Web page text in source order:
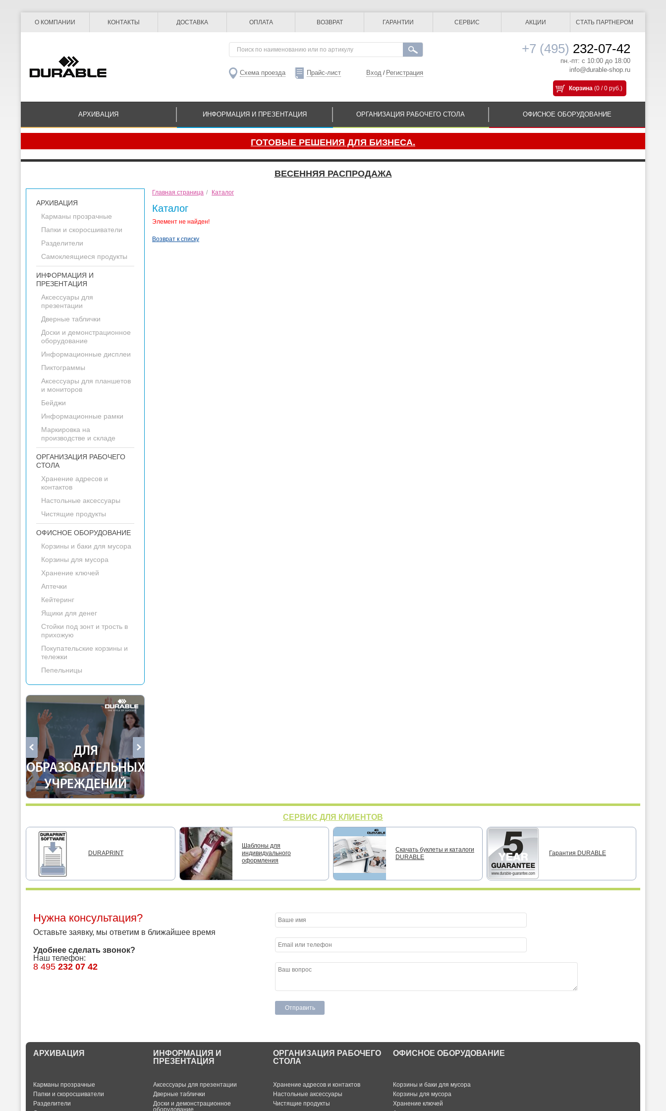
О КОМПАНИИ КОНТАКТЫ ДОСТАВКА ОПЛАТА ВОЗВРАТ ГАРАНТИИ СЕРВИС АКЦИИ СТАТЬ ПАРТНЕРОМ
Схема проезда Прайс-лист Вход / Регистрация
+7 (495) 232-07-42
пн.-пт: с 10:00 до 18:00
info@durable-shop.ru
Корзина (0 / 0 руб.)
АРХИВАЦИЯ ИНФОРМАЦИЯ И ПРЕЗЕНТАЦИЯ ОРГАНИЗАЦИЯ РАБОЧЕГО СТОЛА ОФИСНОЕ ОБОРУДОВАНИЕ
ГОТОВЫЕ РЕШЕНИЯ ДЛЯ БИЗНЕСА.
ВЕСЕННЯЯ РАСПРОДАЖА
АРХИВАЦИЯ
Карманы прозрачные
Папки и скоросшиватели
Разделители
Самоклеящиеся продукты
ИНФОРМАЦИЯ И
ПРЕЗЕНТАЦИЯ
Аксессуары для
презентации
Дверные таблички
Доски и демонстрационное
оборудование
Информационные дисплеи
Пиктограммы
Аксессуары для планшетов
и мониторов
Бейджи
Информационные рамки
Маркировка на
производстве и складе
ОРГАНИЗАЦИЯ РАБОЧЕГО
СТОЛА
Хранение адресов и
контактов
Настольные аксессуары
Чистящие продукты
ОФИСНОЕ ОБОРУДОВАНИЕ
Корзины и баки для мусора
Корзины для мусора
Хранение ключей
Аптечки
Кейтеринг
Ящики для денег
Стойки под зонт и трость в
прихожую
Покупательские корзины и
тележки
Пепельницы
Главная страница / Каталог
Каталог
Элемент не найден!
Возврат к списку
СЕРВИС ДЛЯ КЛИЕНТОВ
DURAPRINT
Шаблоны для
индивидуального
оформления
Скачать буклеты и каталоги
DURABLE
Гарантия DURABLE
Нужна консультация?
Оставьте заявку, мы ответим в ближайшее время
Удобнее сделать звонок?
Наш телефон:
8 495 232 07 42
АРХИВАЦИЯ
Карманы прозрачные
Папки и скоросшиватели
Разделители
ИНФОРМАЦИЯ И
ПРЕЗЕНТАЦИЯ
Аксессуары для презентации
Дверные таблички
Доски и демонстрационное
оборудование
ОРГАНИЗАЦИЯ РАБОЧЕГО
СТОЛА
Хранение адресов и контактов
Настольные аксессуары
Чистящие продукты
ОФИСНОЕ ОБОРУДОВАНИЕ
Корзины и баки для мусора
Корзины для мусора
Хранение ключей